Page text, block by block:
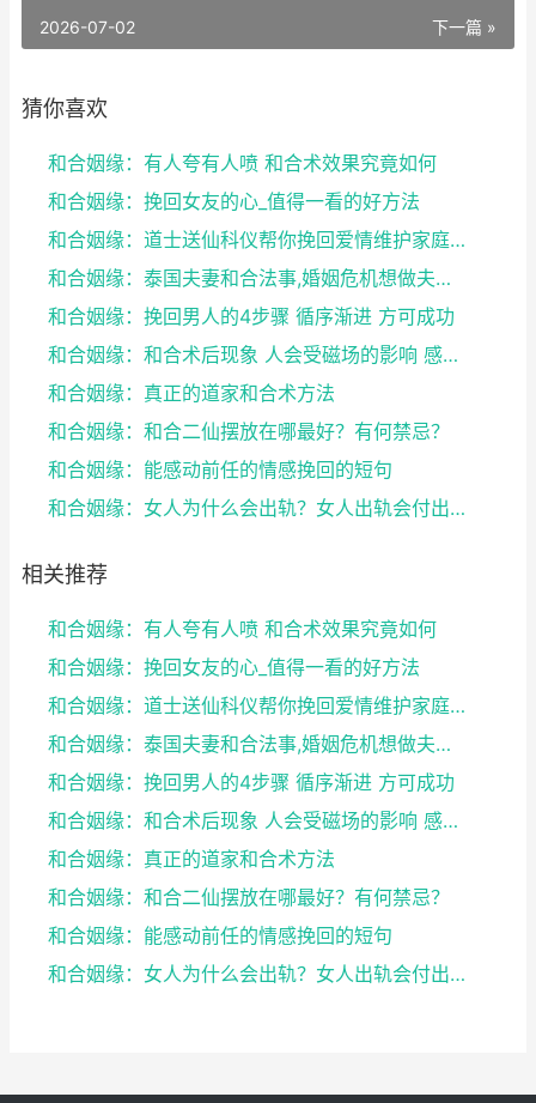
下一篇 »
2026-07-02
猜你喜欢
和合姻缘：有人夸有人喷 和合术效果究竟如何
和合姻缘：挽回女友的心_值得一看的好方法
和合姻缘：道士送仙科仪帮你挽回爱情维护家庭完整
和合姻缘：泰国夫妻和合法事,婚姻危机想做夫妻和合法...
和合姻缘：挽回男人的4步骤 循序渐进 方可成功
和合姻缘：和合术后现象 人会受磁场的影响 感到头晕...
和合姻缘：真正的道家和合术方法
和合姻缘：和合二仙摆放在哪最好？有何禁忌？
和合姻缘：能感动前任的情感挽回的短句
和合姻缘：女人为什么会出轨？女人出轨会付出感情吗？
相关推荐
和合姻缘：有人夸有人喷 和合术效果究竟如何
和合姻缘：挽回女友的心_值得一看的好方法
和合姻缘：道士送仙科仪帮你挽回爱情维护家庭完整
和合姻缘：泰国夫妻和合法事,婚姻危机想做夫妻和合法...
和合姻缘：挽回男人的4步骤 循序渐进 方可成功
和合姻缘：和合术后现象 人会受磁场的影响 感到头晕...
和合姻缘：真正的道家和合术方法
和合姻缘：和合二仙摆放在哪最好？有何禁忌？
和合姻缘：能感动前任的情感挽回的短句
和合姻缘：女人为什么会出轨？女人出轨会付出感情吗？